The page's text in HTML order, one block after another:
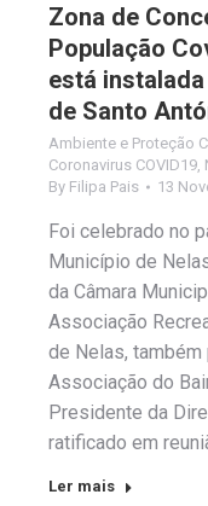
Zona de
População
está
de Santo
Ambiente e Proteção
Coronavirus COVID19
By Filipa Pais 13
Foi celebrado no
Município de
da Câmara
Associação
de Nelas,
Associação do
Presidente da
ratificado em
Ler mais